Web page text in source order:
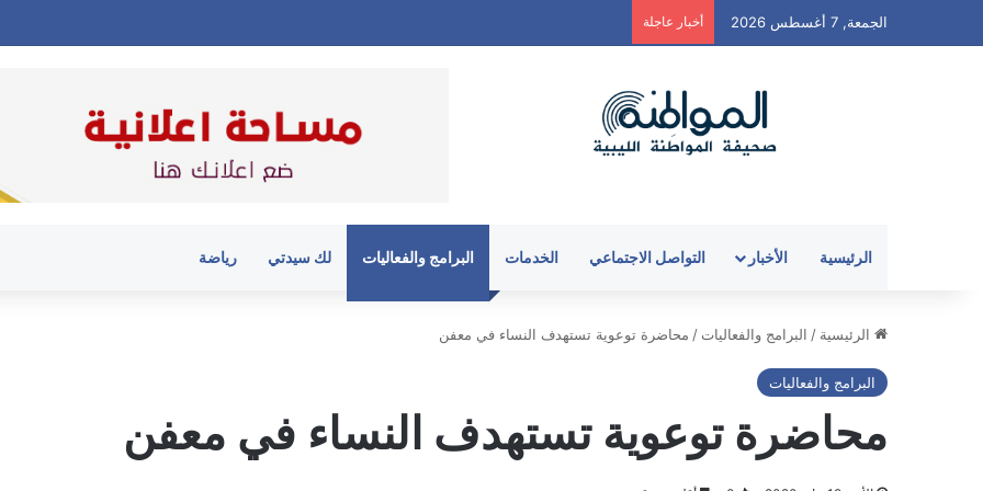
الجمعة, 7 أغسطس 2026 أخبار عاجلة
الرئيسية الأخبار التواصل الاجتماعي الخدمات البرامج والفعاليات لك سيدتي رياضة
الرئيسية / البرامج والفعاليات / محاضرة توعوية تستهدف النساء في معفن
البرامج والفعاليات
محاضرة توعوية تستهدف النساء في معفن